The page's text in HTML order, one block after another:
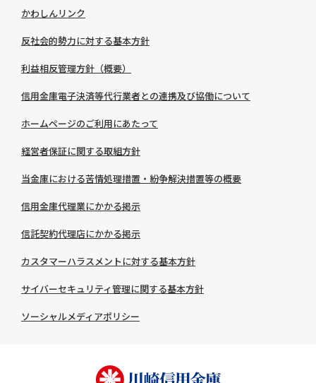
かわしんリンク
反社会的勢力に対する基本方針
利益相反管理方針（概要）
信用金庫電子決済等代行業者との連携及び協働について
ホームページのご利用にあたって
経営者保証に関する取組方針
当金庫における苦情処理措置・紛争解決措置等の概要
信用金庫代理業にかかる掲示
信託契約代理店にかかる掲示
カスタマーハラスメントに対する基本方針
サイバーセキュリティ管理に関する基本方針
ソーシャルメディアポリシー